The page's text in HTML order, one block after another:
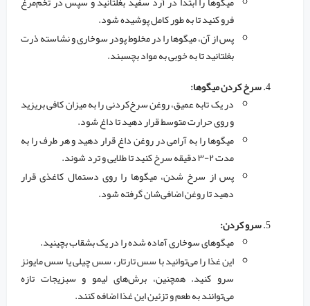
فرو کنید تا به طور کامل پوشیده شود.
پس از آن، میگوها را در مخلوط پودر سوخاری و نشاسته ذرت
بغلتانید تا به خوبی به مواد بچسبند.
سرخ کردن میگوها:
در یک تابه عمیق، روغن سرخ‌کردنی را به میزان کافی بریزید
و روی حرارت متوسط قرار دهید تا داغ شود.
میگوها را به آرامی در روغن داغ قرار دهید و هر طرف را به
مدت ۲-۳ دقیقه سرخ کنید تا طلایی و ترد شوند.
پس از سرخ شدن، میگوها را روی دستمال کاغذی قرار
دهید تا روغن اضافی‌شان گرفته شود.
سرو کردن:
میگوهای سوخاری آماده شده را در یک بشقاب بچینید.
این غذا را می‌توانید با سس تارتار، سس چیلی یا سس مایونز
سرو کنید. همچنین، برش‌های لیمو و سبزیجات تازه
می‌توانند به طعم و تزئین این غذا اضافه کنند.